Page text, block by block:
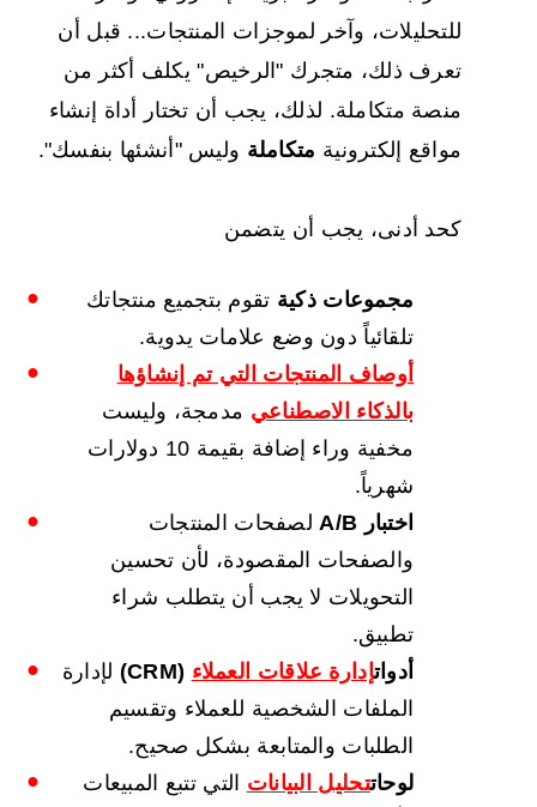
للتحليلات، وآخر لموجزات المنتجات... قبل أن
تعرف ذلك، متجرك "الرخيص" يكلف أكثر من
منصة متكاملة. لذلك، يجب أن تختار أداة إنشاء
مواقع إلكترونية متكاملة وليس "أنشئها بنفسك".
كحد أدنى، يجب أن يتضمن
مجموعات ذكية تقوم بتجميع منتجاتك
تلقائياً دون وضع علامات يدوية.
أوصاف المنتجات التي تم إنشاؤها
بالذكاء الاصطناعي مدمجة، وليست
مخفية وراء إضافة بقيمة 10 دولارات
شهرياً.
اختبار A/B
لصفحات المنتجات
والصفحات المقصودة، لأن تحسين
التحويلات لا يجب أن يتطلب شراء
تطبيق.
أدواتإدارة علاقات العملاء (
CRM
) لإدارة
الملفات الشخصية للعملاء وتقسيم
الطلبات والمتابعة بشكل صحيح.
لوحاتتحليل البيانات التي تتبع المبيعات